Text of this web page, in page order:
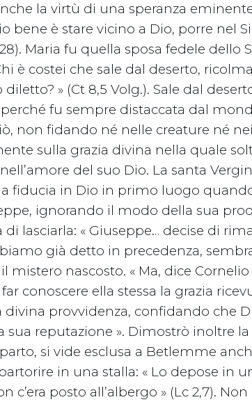
la virtù di una speranza
bene è stare vicino a Dio, porre nel
Maria fu quella sposa fedele dello
è costei che sale dal deserto,
» (Ct 8,5 Volg.). Sale dal
fu sempre distaccata dal
non fidando né nelle creature né
sulla grazia divina nella quale
del suo Dio. La santa
fiducia in Dio in primo luogo
ignorando il modo della sua
lasciarla: « Giuseppe… decise di
già detto in precedenza,
mistero nascosto. « Ma, dice
conoscere ella stessa la grazia
provvidenza, confidando che
sua reputazione ». Dimostrò inoltre
si vide esclusa a Betlemme
in una stalla: « Lo depose in
c’era posto all’albergo » (Lc 2,7).